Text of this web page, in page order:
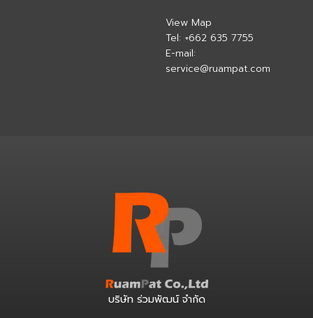
View Map
Tel: +662 635 7755
E-mail:
service@ruampat.com
บริษัท ร่วมพัฒน์ จำกัด